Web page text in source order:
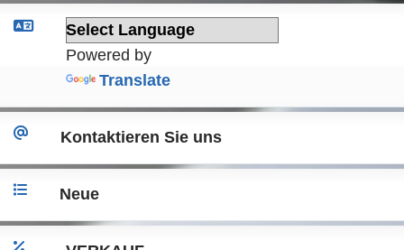
Powered by
Translate
Kontaktieren Sie uns
Neue